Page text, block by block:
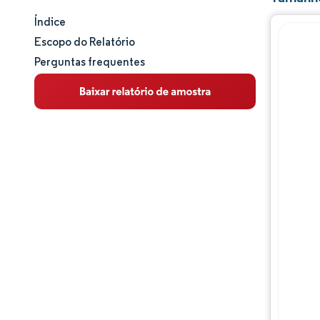
Tamanho e participação de mercado
Análise de mercado
Tendências e insights
Índice
Escopo do Relatório
Perguntas frequentes